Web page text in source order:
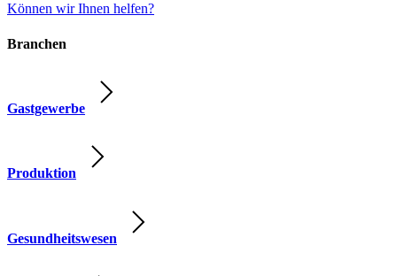
Können wir Ihnen helfen?
Branchen
Gastgewerbe
Produktion
Gesundheitswesen